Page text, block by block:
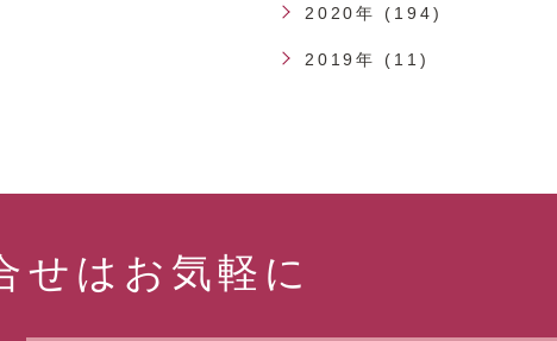
2020年 (194)
2019年 (11)
せはお気軽に